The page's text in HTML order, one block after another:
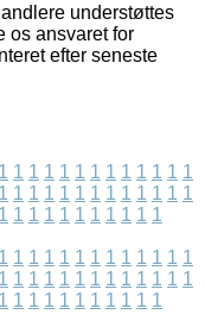
understøttes
os ansvaret for
efter seneste
1 1 1 1 1 1 1 1 1 1 1 1 1
1 1 1 1 1 1 1 1 1 1 1 1 1
1 1 1 1 1 1 1 1 1 1 1
1 1 1 1 1 1 1 1 1 1 1 1 1
1 1 1 1 1 1 1 1 1 1 1 1 1
1 1 1 1 1 1 1 1 1 1 1